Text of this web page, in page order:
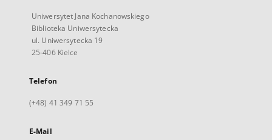
Uniwersytet Jana Kochanowskiego
Biblioteka Uniwersytecka
ul. Uniwersytecka 19
25-406 Kielce
Telefon
(+48) 41 349 71 55
E-Mail